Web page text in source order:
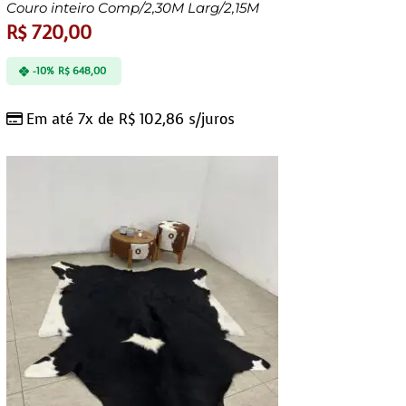
Couro inteiro Comp/2,30M Larg/2,15M
R$720,00
Em até 7x de R$ 102,86 s/juros
-10% R$648,00